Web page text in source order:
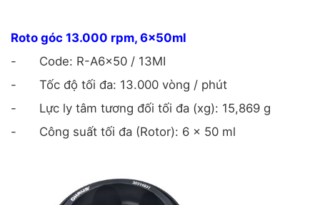
Roto góc 13.000 rpm, 6x50ml
-
Code: R-A6x50 / 13MI
-
Tốc độ tối đa: 13.000 vòng / phút
-
Lực ly tâm tương đối tối đa (xg): 15,869 g
-
Công suất tối đa (Rotor): 6 x 50 ml